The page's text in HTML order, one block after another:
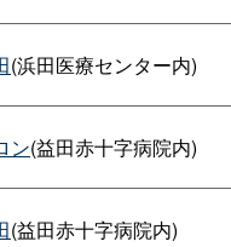
(浜田医療センター内)
ン(益田赤十字病院内)
(益田赤十字病院内)